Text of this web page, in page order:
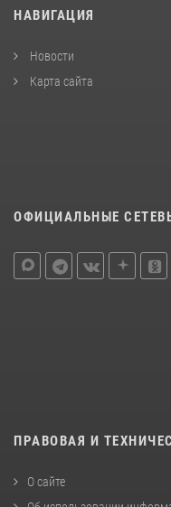
НАВИГАЦИЯ
Новости
Карта сайта
ОФИЦИАЛЬНЫЕ
ПРАВОВАЯ И
О сайте